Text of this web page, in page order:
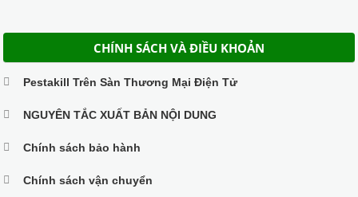
CHÍNH SÁCH VÀ ĐIỀU KHOẢN
Pestakill Trên Sàn Thương Mại Điện Tử
NGUYÊN TẮC XUẤT BẢN NỘI DUNG
Chính sách bảo hành
Chính sách vận chuyển